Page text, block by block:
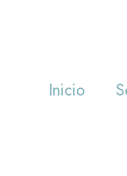
Inicio